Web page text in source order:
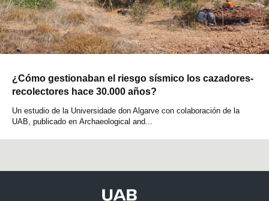
¿Cómo gestionaban el riesgo sísmico los cazadores-
recolectores hace 30.000 años?
Un estudio de la Universidade don Algarve con colaboración de la
UAB, publicado en Archaeological and...